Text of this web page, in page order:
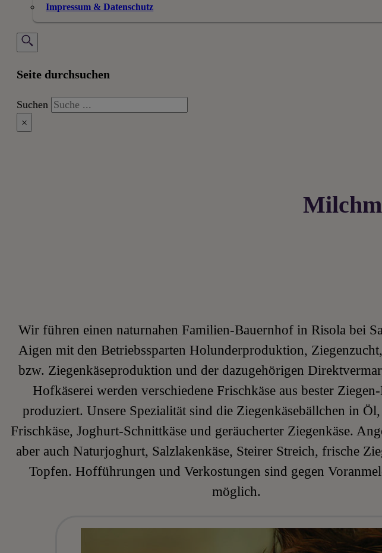
Impressum & Datenschutz
Seite durchsuchen
Suchen
×
Wir führen einen naturnahen Familien-Bauernhof in Risola bei
Aigen mit den Betriebssparten Holunderproduktion,
bzw. Ziegenkäseproduktion und der dazugehörigen
Hofkäserei werden verschiedene Frischkäse aus bester
produziert. Unsere Spezialität sind die Ziegenkäsebällchen in
Frischkäse, Joghurt-Schnittkäse und geräucherter Ziegenkäse.
aber auch Naturjoghurt, Salzlakenkäse, Steirer Streich, frische
Topfen. Hofführungen und Verkostungen sind gegen
möglich.